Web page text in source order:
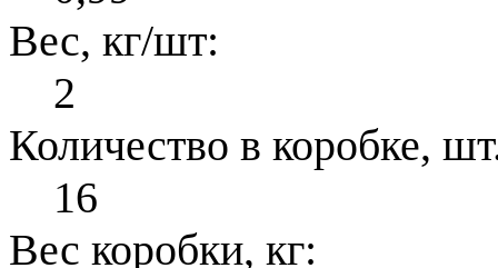
Вес, кг/шт:
2
Количество в коробке,
16
Вес коробки, кг: